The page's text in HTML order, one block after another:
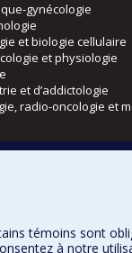
gynécologie
et biologie cellulaire
et physiologie
et d’addictologie
radio-oncologie et
témoins sont
à notre